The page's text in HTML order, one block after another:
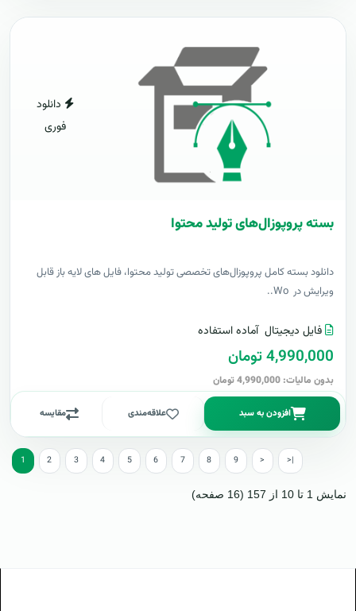
دانلود
فوری
بسته پروپوزال‌های تولید محتوا
دانلود بسته کامل پروپوزال‌های تخصصی تولید محتوا، فایل های لایه باز قابل
ویرایش در Wo..
فایل دیجیتال آماده استفاده
4,990,000 تومان
بدون مالیات: 4,990,000 تومان
افزودن به سبد علاقه‌مندی مقایسه
1 2 3 4 5 6 7 8 9 > >|
نمایش 1 تا 10 از 157 (16 صفحه)